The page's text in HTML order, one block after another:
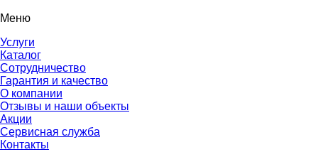
Меню
Услуги
Каталог
Сотрудничество
Гарантия и качество
О компании
Отзывы и наши объекты
Акции
Сервисная служба
Контакты